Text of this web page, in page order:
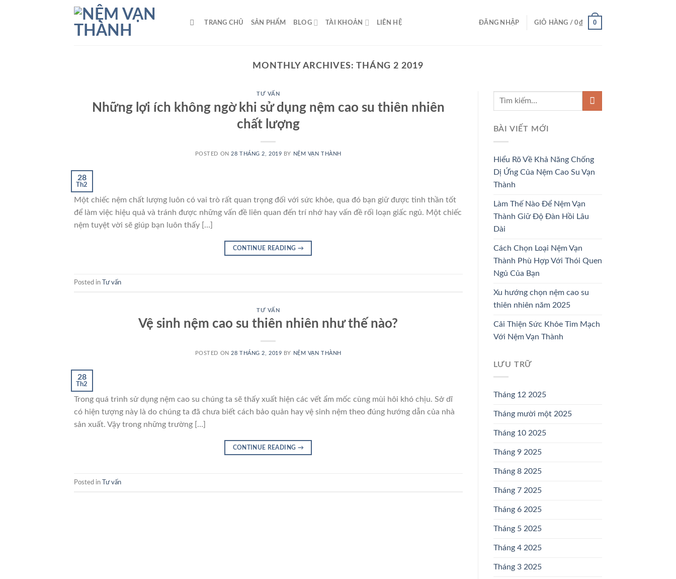
TRANG CHỦ SẢN PHẨM BLOG TÀI KHOẢN LIÊN HỆ ĐĂNG NHẬP GIỎ HÀNG /0₫ 0
MONTHLY ARCHIVES: THÁNG 2 2019
TƯ VẤN
Những lợi ích không ngờ khi sử dụng nệm cao su thiên nhiên
chất lượng
POSTED ON 28 THÁNG 2, 2019 BY NỆM VẠN THÀNH
28
Th2
Một chiếc nệm chất lượng luôn có vai trò rất quan trọng đối với sức khỏe, qua đó bạn giữ được tinh thần tốt
để làm việc hiệu quả và tránh được những vấn đề liên quan đến trí nhớ hay vấn đề rối loạn giấc ngủ. Một chiếc
nệm tuyệt vời sẽ giúp bạn luôn thấy […]
CONTINUE READING →
Posted in Tư vấn
TƯ VẤN
Vệ sinh nệm cao su thiên nhiên như thế nào?
POSTED ON28 THÁNG 2, 2019 BY NỆM VẠN THÀNH
28
Th2
Trong quá trình sử dụng nệm cao su chúng ta sẽ thấy xuất hiện các vết ẩm mốc cùng mùi hôi khó chịu. Sở dĩ
có hiện tượng này là do chúng ta đã chưa biết cách bảo quản hay vệ sinh nệm theo đúng hướng dẫn của nhà
sản xuất. Vậy trong những trường […]
CONTINUE READING →
Posted in Tư vấn
BÀI VIẾT MỚI
Hiểu Rõ Về Khả Năng Chống
Dị Ứng Của Nệm Cao Su Vạn
Thành
Làm Thế Nào Để Nệm Vạn
Thành Giữ Độ Đàn Hồi Lâu
Dài
Cách Chọn Loại Nệm Vạn
Thành Phù Hợp Với Thói Quen
Ngủ Của Bạn
Xu hướng chọn nệm cao su
thiên nhiên năm 2025
Cải Thiện Sức Khỏe Tim Mạch
Với Nệm Vạn Thành
LƯU TRỮ
Tháng 12 2025
Tháng mười một 2025
Tháng 10 2025
Tháng 9 2025
Tháng 8 2025
Tháng 7 2025
Tháng 6 2025
Tháng 5 2025
Tháng 4 2025
Tháng 3 2025